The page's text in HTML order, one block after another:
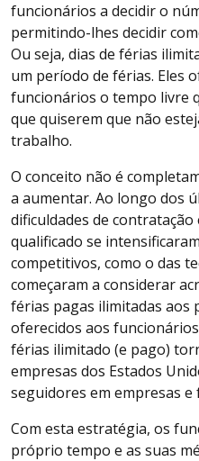
funcionários a decidir o
permitindo-lhes decidir
Ou seja, dias de férias
um período de férias. Eles
funcionários o tempo livre
que quiserem que não
trabalho.
O conceito não é
a aumentar. Ao longo dos
dificuldades de
qualificado se
competitivos, como o das
começaram a considerar
férias pagas ilimitadas aos
oferecidos aos
férias ilimitado (e pago)
empresas dos Estados
seguidores em empresas
Com esta estratégia, os
próprio tempo e as suas